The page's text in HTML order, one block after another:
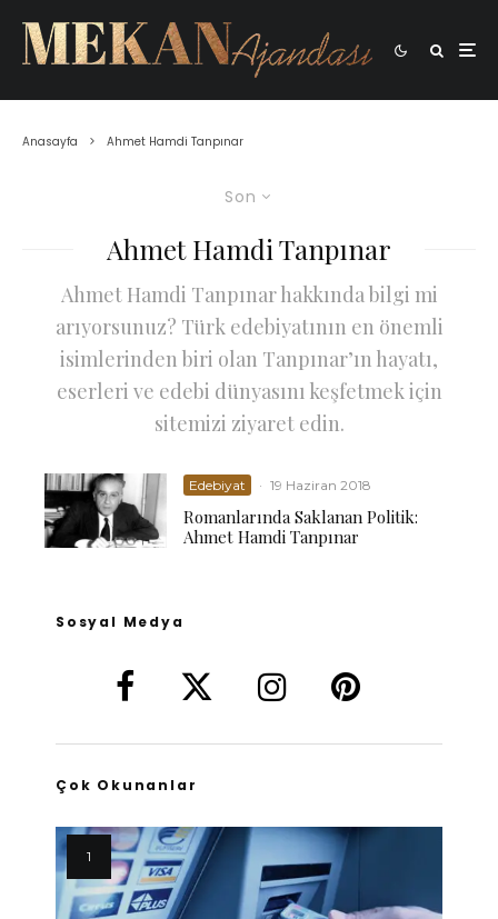
Anasayfa Ahmet Hamdi Tanpınar
Son
Ahmet Hamdi Tanpınar
Ahmet Hamdi Tanpınar hakkında bilgi mi
arıyorsunuz? Türk edebiyatının en önemli
isimlerinden biri olan Tanpınar’ın hayatı,
eserleri ve edebi dünyasını keşfetmek için
sitemizi ziyaret edin.
Edebiyat · 19 Haziran 2018
Romanlarında Saklanan Politik:
Ahmet Hamdi Tanpınar
Sosyal Medya
Çok Okunanlar